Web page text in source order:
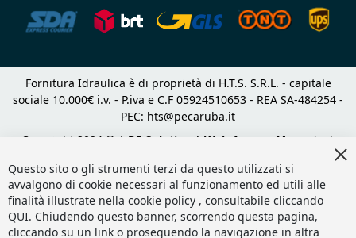
Fornitura Idraulica è di proprietà di H.T.S. S.R.L. - capitale
sociale 10.000€ i.v. - P.iva e C.F 05924510653 - REA SA-484254 -
PEC: hts@pecaruba.it
Copyright 2024 © | DF Solution | Web Agency Magento
|
Questo sito o gli strumenti terzi da questo utilizzati si
avvalgono di cookie necessari al funzionamento ed utili alle
finalità illustrate nella cookie policy , consultabile cliccando
QUI. Chiudendo questo banner, scorrendo questa pagina,
cliccando su un link o proseguendo la navigazione in altra